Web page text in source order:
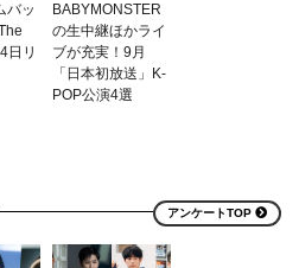
バッ
日リ
BABYMONSTER
の生中継ほかライ
ブが充実！9月
「日本初放送」K-
POP公演4選
アンケートTOP